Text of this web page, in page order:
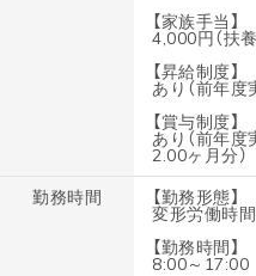
【家族手当】
4,000円（扶
【昇給制度】
あり（前年
【賞与制度】
あり（前年度
2.00ヶ月分）
勤務時間
【勤務形態】
変形労働時
【勤務時間】
8:00～17:00